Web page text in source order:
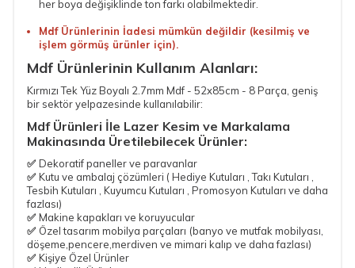
her boya değişiklinde ton farkı olabilmektedir.
Mdf Ürünlerinin İadesi mümkün değildir (kesilmiş ve
işlem görmüş ürünler için).
Mdf Ürünlerinin Kullanım Alanları:
Kırmızı Tek Yüz Boyalı 2.7mm Mdf - 52x85cm - 8 Parça , geniş
bir sektör yelpazesinde kullanılabilir:
Mdf Ürünleri İle Lazer Kesim ve Markalama
Makinasında Üretilebilecek Ürünler:
✅ Dekoratif paneller ve paravanlar
✅ Kutu ve ambalaj çözümleri ( Hediye Kutuları , Takı Kutuları ,
Tesbih Kutuları , Kuyumcu Kutuları , Promosyon Kutuları ve daha
fazlası)
✅ Makine kapakları ve koruyucular
✅ Özel tasarım mobilya parçaları (banyo ve mutfak mobilyası,
döşeme,pencere,merdiven ve mimari kalıp ve daha fazlası)
✅ Kişiye Özel Ürünler